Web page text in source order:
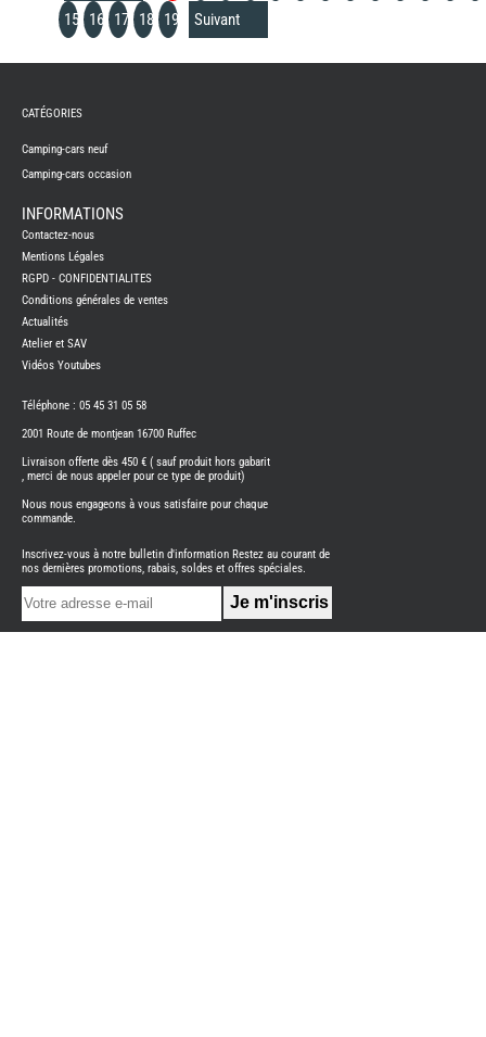
15
16 17 18 19 Suivant
CAMPING-
NEUFS
CAMPING-
CAMPING-
BENIMAR
CAMPING-
CARADO
CAMPING-
ITINEO
CAMPING-
OCCASION
CARADO
NEUFS
FOURGON
BENIMAR
FOURGON
CATÉGORIES
Camping-cars neuf
Camping-cars occasion
INFORMATIONS
Contactez-nous
Mentions Légales
RGPD - CONFIDENTIALITES
Conditions générales de ventes
Actualités
Atelier et SAV
Vidéos Youtubes
Téléphone : 05 45 31 05 58
2001 Route de montjean 16700 Ruffec
Livraison offerte dès 450 € ( sauf produit hors gabarit
, merci de nous appeler pour ce type de produit)
Nous nous engageons à vous satisfaire pour chaque
commande.
Inscrivez-vous à notre bulletin d'information Restez au courant de
nos dernières promotions, rabais, soldes et offres spéciales.